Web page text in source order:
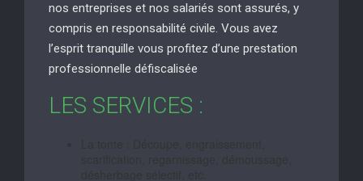
nos entreprises et nos salariés sont assurés, y
compris en responsabilité civile. Vous avez
l’esprit tranquille vous profitez d’une prestation
professionnelle défiscalisée
LES SERVICES :